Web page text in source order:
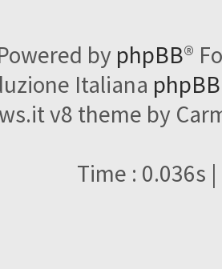
by phpBB®
Italiana
v8 theme by
Time : 0.036s